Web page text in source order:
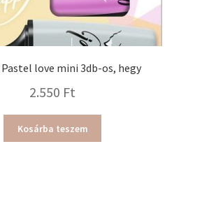
love mini 3db-os, hegy
2.550 Ft
Kosárba teszem